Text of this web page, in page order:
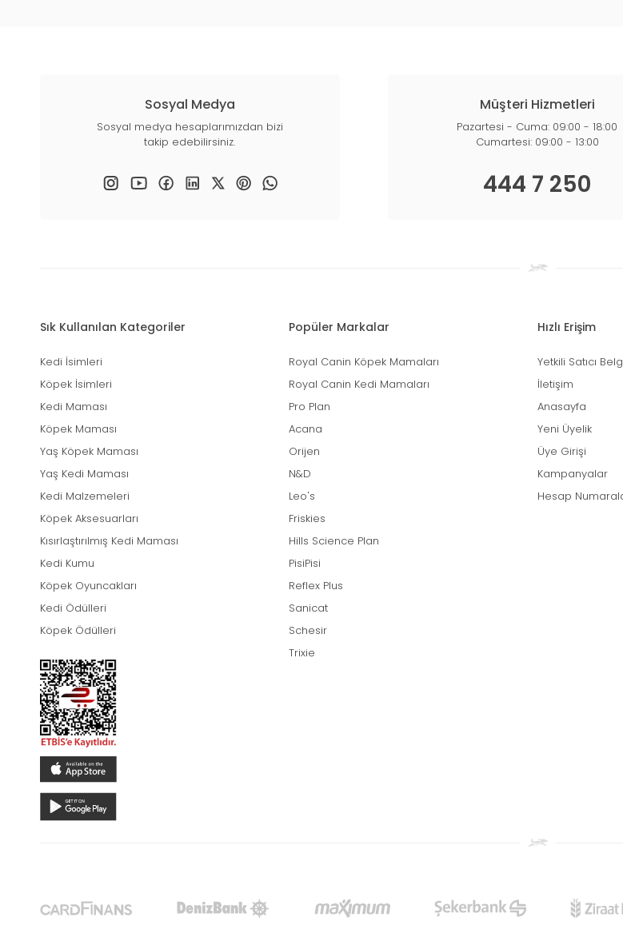
Sosyal Medya
Sosyal medya hesaplarımızdan bizi
takip edebilirsiniz.
Müşteri Hizmetleri
Pazartesi - Cuma: 09:00 - 18:00
Cumartesi: 09:00 - 13:00
444 7 250
Sık Kullanılan Kategoriler
Kedi İsimleri
Köpek İsimleri
Kedi Maması
Köpek Maması
Yaş Köpek Maması
Yaş Kedi Maması
Kedi Malzemeleri
Köpek Aksesuarları
Kısırlaştırılmış Kedi Maması
Kedi Kumu
Köpek Oyuncakları
Kedi Ödülleri
Köpek Ödülleri
Popüler Markalar
Royal Canin Köpek Mamaları
Royal Canin Kedi Mamaları
Pro Plan
Acana
Orijen
N&D
Leo's
Friskies
Hills Science Plan
PisiPisi
Reflex Plus
Sanicat
Schesir
Trixie
Hızlı Erişim
Yetkili Satıcı
İletişim
Anasayfa
Yeni Üyelik
Üye Girişi
Kampanyalar
Hesap